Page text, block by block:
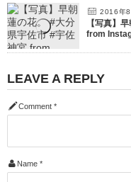
2016年8
【写真】
from
LEAVE A REPLY
Comment *
Name *